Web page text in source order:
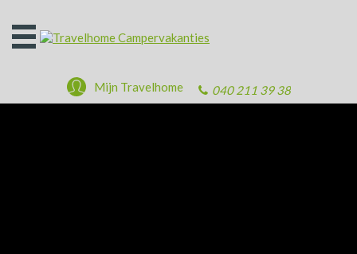
Open
het
040 211 39 38
Mijn Travelhome